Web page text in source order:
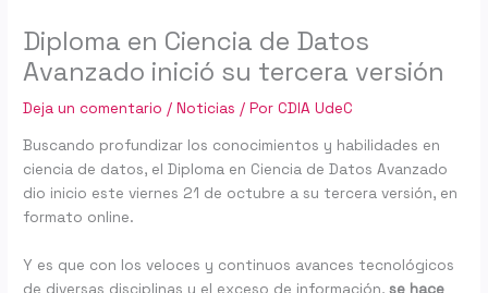
Diploma en Ciencia de Datos
Avanzado inició su tercera versión
Deja un comentario /Noticias / PorCDIA UdeC
Buscando profundizar los conocimientos y habilidades en
ciencia de datos, el Diploma en Ciencia de Datos Avanzado
dio inicio este viernes 21 de octubre a su tercera versión, en
formato online.
Y es que con los veloces y continuos avances tecnológicos
de diversas disciplinas y el exceso de información,se hace